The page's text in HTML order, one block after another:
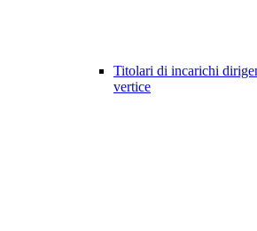
Titolari di incarichi
vertice